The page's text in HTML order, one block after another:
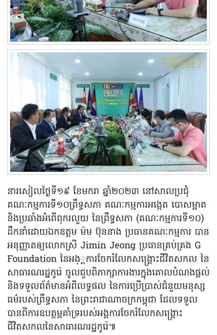
នារសៀលថ្ងៃទី១៩ ខែមករា ឆ្នាំ២០២៣ នៅសាលប្រជុំ
គណៈកម្មការទី១០ព្រឹទ្ធសភា គណៈកម្មការអង្កេត បោសម្អាត
និងប្រឆាំងអំពើពុករលួយ នៃព្រឹទ្ធសភា (គណៈកម្មការទី១០)
ដឹកនាំដោយឯកឧត្តម ម៉ម ប៊ុននាង ប្រធានគណៈកម្មការ បាន
អនុញ្ញាតឲ្យលោកស្រី Jimin Jeong ប្រធានគ្រប់គ្រង G
Foundation នៃអង្្គការចែករំលែកសង្គ្រោះជីវិតសកល នៃ
សាធារណរដ្ឋកូរ៉េ ចូលជួបពិភាក្សាការងារក្នុងគោលបំណងផ្តល់
និងទទួលព័ត៌មានអំពីលទ្ធផល នៃការប្រើប្រាស់ជំនួយមនុស្ស
ធម៌របស់ព្រឹទ្ធសភា នៃព្រះរាជាណាចក្រកម្ពុជា ដែលទទួល
បានពីការឧបត្ថម្ភគាំទ្ររបស់អង្គការចែករំលែកសង្គ្រោះ
ជីវិតសកលនៃសាធារណរដ្ឋកូរ៉េ៕